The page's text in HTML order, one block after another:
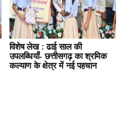
विशेष लेख : ढाई साल की
उपलब्धियाँ- छत्तीसगढ़ का श्रमिक
कल्याण के क्षेत्र में नई पहचान